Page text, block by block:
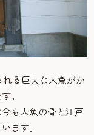
れる巨大な人魚がか
。
も人魚の骨と江戸
ます。